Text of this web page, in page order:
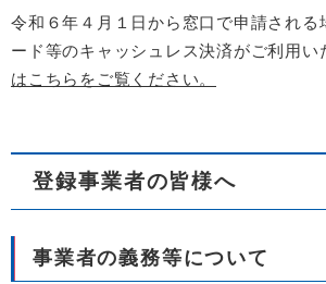
令和６年４月１日から窓口で申請される
ード等のキャッシュレス決済がご利用い
はこちらをご覧ください。
登録事業者の皆様へ
事業者の義務等について